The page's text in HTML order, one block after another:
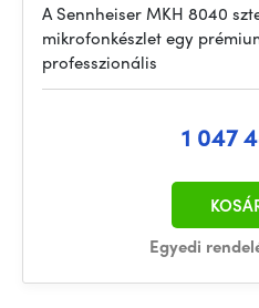
A Sennheiser MKH 8040
mikrofonkészlet egy
professzionális
1 047
Egyedi